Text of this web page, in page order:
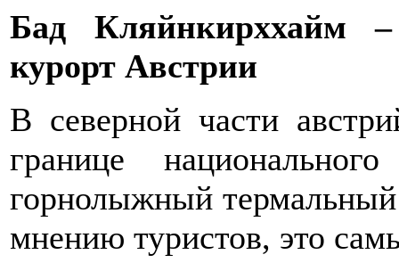
Бад Кляйнкирххайм
курорт Австрии
В северной части
границе
горнолыжный
мнению туристов, это